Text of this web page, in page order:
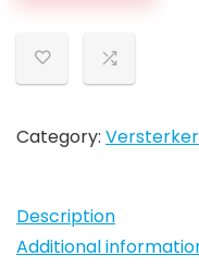
Versterker
Klassiek
Category:
Description
Additional